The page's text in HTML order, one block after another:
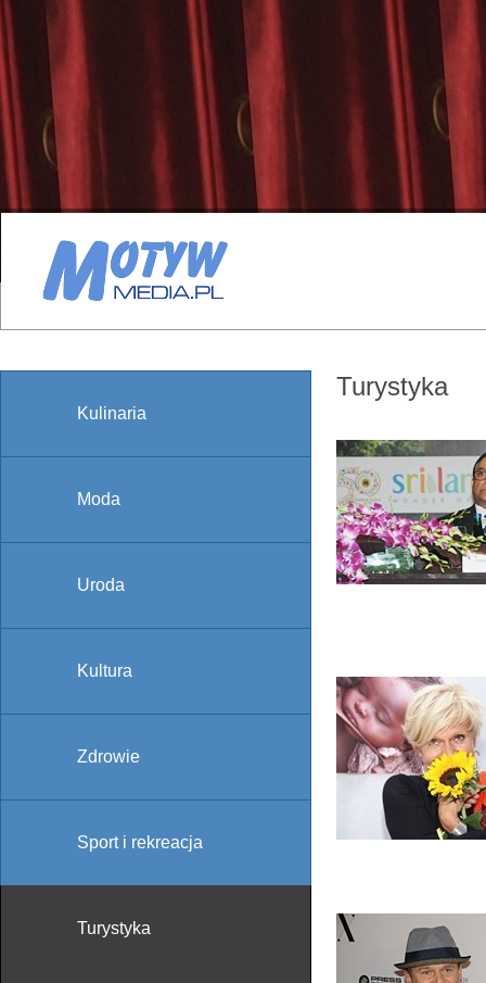
Kulinaria
Moda
Uroda
Kultura
Zdrowie
Sport i rekreacja
Turystyka
Turystyka